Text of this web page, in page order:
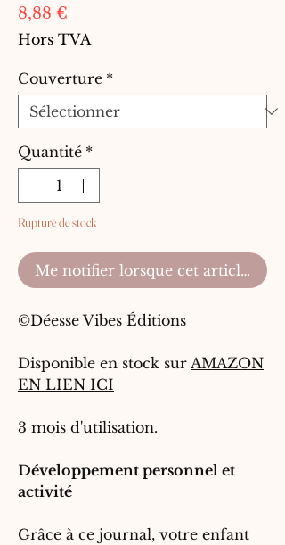
8,88 €
Hors TVA
Couverture *
Quantité *
Rupture de stock
Me notifier lorsque cet article est
©Déesse Vibes Éditions
Disponible en stock sur AMAZON
EN LIEN ICI
3 mois d'utilisation.
Développement personnel et
activité
Grâce à ce journal, votre enfant